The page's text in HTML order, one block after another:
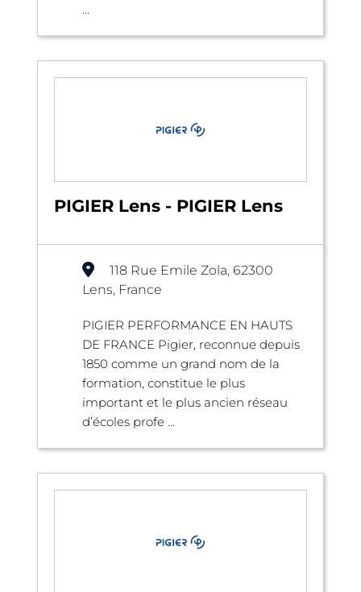
...
PIGIER Lens - PIGIER Lens
118 Rue Emile Zola, 62300
Lens, France
PIGIER PERFORMANCE EN HAUTS
DE FRANCE Pigier, reconnue depuis
1850 comme un grand nom de la
formation, constitue le plus
important et le plus ancien réseau
d’écoles profe ...